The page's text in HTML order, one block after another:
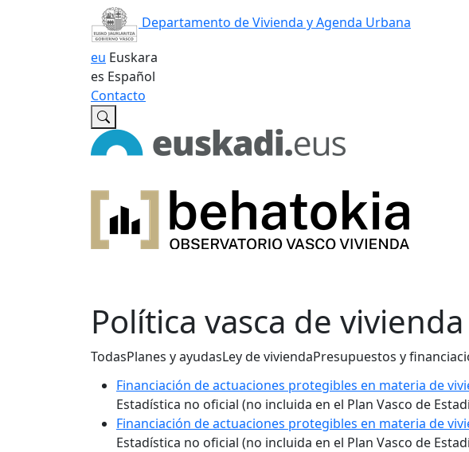
Departamento de Vivienda y Agenda Urbana
eu Euskara
es Español
Contacto
Política vasca de vivienda
TodasPlanes y ayudasLey de viviendaPresupuestos y
Financiación de actuaciones protegibles en materia de
Estadística no oficial (no incluida en el Plan Vasco de
Financiación de actuaciones protegibles en materia de
Estadística no oficial (no incluida en el Plan Vasco de